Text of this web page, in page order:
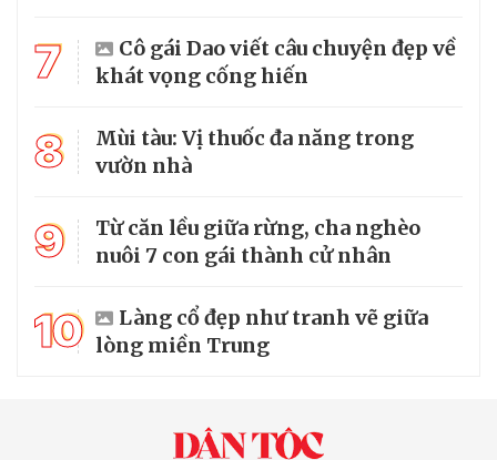
7
Cô gái Dao viết câu chuyện đẹp về
khát vọng cống hiến
8
Mùi tàu: Vị thuốc đa năng trong
vườn nhà
9
Từ căn lều giữa rừng, cha nghèo
nuôi 7 con gái thành cử nhân
10
Làng cổ đẹp như tranh vẽ giữa
lòng miền Trung